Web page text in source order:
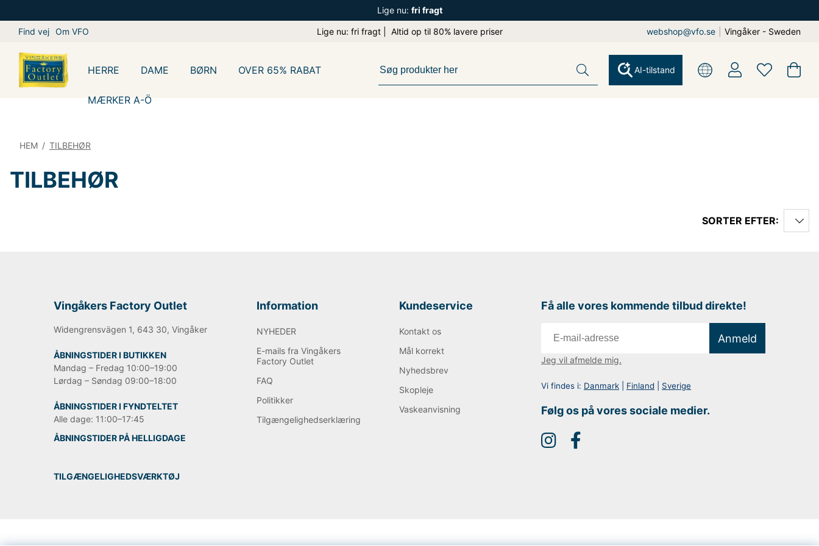
Lige nu: fri fragt
Find vej Om VFO Lige nu: fri fragt | Altid op til 80% lavere priser webshop@vfo.se Vingåker - Sweden
HERRE DAME BØRN OVER 65% RABAT
MÆRKER A-Ö
AI-tilstand
HEM / TILBEHØR
TILBEHØR
SORTER EFTER:
Vingåkers Factory Outlet
Widengrensvägen 1, 643 30, Vingåker
ÅBNINGSTIDER I BUTIKKEN
Mandag – Fredag 10:00–19:00
Lørdag – Søndag 09:00–18:00
ÅBNINGSTIDER I FYNDTELTET
Alle dage: 11:00–17:45
ÅBNINGSTIDER PÅ HELLIGDAGE
TILGÆNGELIGHEDSVÆRKTØJ
Information
NYHEDER
E-mails fra Vingåkers
Factory Outlet
FAQ
Politikker
Tilgængelighedserklæring
Kundeservice
Kontakt os
Mål korrekt
Nyhedsbrev
Skopleje
Vaskeanvisning
Få alle vores kommende tilbud direkte!
Anmeld
Jeg vil afmelde mig.
Vi findes i: Danmark| Finland Sverige
Følg os på vores sociale medier.